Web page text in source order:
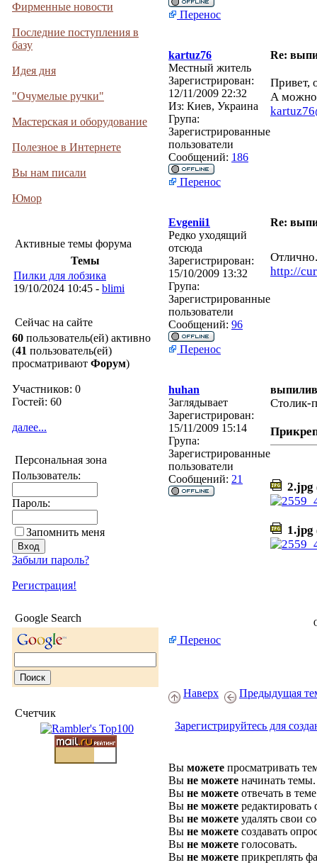
Фирменные новости
Последние поступления в
базу
Идея дня
"Очумелые ручки"
Мастерская и оборудование
Полезное в Интернете
Вы нам писали
Юмор
Активные темы форума
Темы
Пилки для лобзика
19/10/2024 10:45 - blimi
Сейчас на сайте
60 пользователь(ей) активно
(41 пользователь(ей)
просматривают Форум)
Участников: 0
Гостей: 60
далее...
Персональная зона
Пользователь:
Пароль:
Запомнить меня
Забыли пароль?
Регистрация!
Google Search
Счетчик
Перенос
kartuz76
Re:
Местный житель
Зарегистрирован:
12/11/2009 22:32
Из: Киев, Украина
Група:
Зарегистрированные
пользователи
Сообщений: 186
Привет,
А можно
Перенос
Evgenii1
Re:
Редко уходящий
отсюда
Зарегистрирован:
15/10/2009 13:32
Група:
Зарегистрированные
пользователи
Сообщений: 96
http://
Перенос
huhan
Заглядывает
Зарегистрирован:
15/11/2009 15:14
Група:
Зарегистрированные
пользователи
Сообщений: 21
Столик-
2.jpg
1.jpg
Перенос
Наверх Предыдущая
Зарегистрируйтесь для
Вы можете просматривать
Вы не можете начинать темы.
Вы не можете отвечать в
Вы не можете
Вы не можете удалять свои
Вы не можете создавать
Вы не можете голосовать.
Вы не можете прикреплять